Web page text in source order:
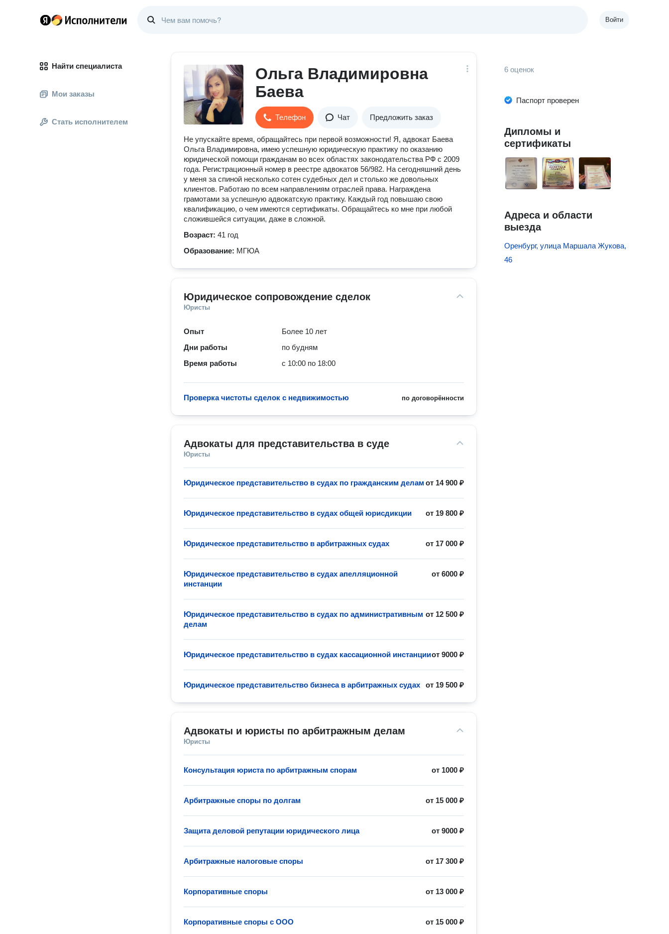
Войти
Найти специалиста
Мои заказы
Стать исполнителем
Ольга Владимировна
Баева
Телефон Чат Предложить заказ
Не упускайте время, обращайтесь при первой возможности! Я, адвокат Баева
Ольга Владимировна, имею успешную юридическую практику по оказанию
юридической помощи гражданам во всех областях законодательства РФ с 2009
года. Регистрационный номер в реестре адвокатов 56/982. На сегодняшний день
у меня за спиной несколько сотен судебных дел и столько же довольных
клиентов. Работаю по всем направлениям отраслей права. Награждена
грамотами за успешную адвокатскую практику. Каждый год повышаю свою
квалификацию, о чем имеются сертификаты. Обращайтесь ко мне при любой
сложившейся ситуации, даже в сложной.
Возраст: 41 год
Образование: МГЮА
Юридическое сопровождение сделок
Юристы
Опыт
Более 10 лет
Дни работы
по будням
Время работы
с 10:00 по 18:00
по договорённости
Проверка чистоты сделок с недвижимостью
Адвокаты для представительства в суде
Юристы
от 14 900 ₽
Юридическое представительство в судах по гражданским делам
от 19 800 ₽
Юридическое представительство в судах общей юрисдикции
от 17 000 ₽
Юридическое представительство в арбитражных судах
от6000 ₽
Юридическое представительство в судах апелляционной
инстанции
от 12 500 ₽
Юридическое представительство в судах по административным
делам
от9000 ₽
Юридическое представительство в судах кассационной инстанции
от 19 500 ₽
Юридическое представительство бизнеса в арбитражных судах
Адвокаты и юристы по арбитражным делам
Юристы
от 1000 ₽
Консультация юриста по арбитражным спорам
от 15 000 ₽
Арбитражные споры по долгам
от9000 ₽
Защита деловой репутации юридического лица
от 17 300 ₽
Арбитражные налоговые споры
от 13 000 ₽
Корпоративные споры
от 15 000 ₽
Корпоративные споры с ООО
6 оценок
Паспорт проверен
Дипломы и
сертификаты
Адреса и области
выезда
Оренбург, улица Маршала Жукова,
46